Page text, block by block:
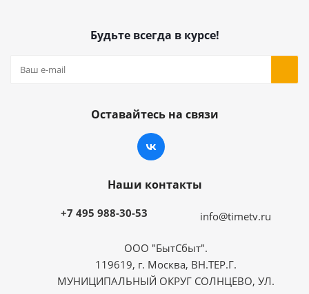
Будьте всегда в курсе!
Оставайтесь на связи
Наши контакты
+7 495 988-30-53 info@timetv.ru
ООО "БытСбыт".
119619, г. Москва, ВН.ТЕР.Г.
МУНИЦИПАЛЬНЫЙ ОКРУГ СОЛНЦЕВО, УЛ.